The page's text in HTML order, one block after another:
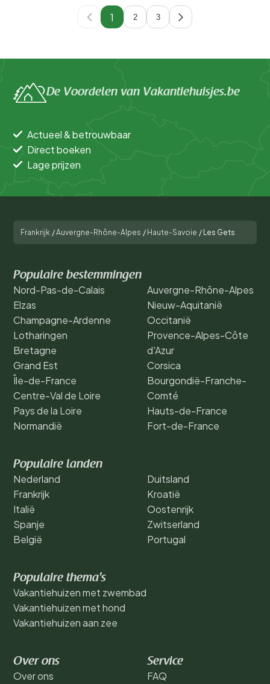
1 2 3
De Voordelen van Vakantiehuisjes.be
Actueel & betrouwbaar
Direct boeken
Lage prijzen
Frankrijk /Auvergne-Rhône-Alpes / Haute-Savoie / Les Gets
Populaire bestemmingen
Nord-Pas-de-Calais
Elzas
Champagne-Ardenne
Lotharingen
Bretagne
Grand Est
Île-de-France
Centre-Val de Loire
Pays de la Loire
Normandië
Auvergne-Rhône-Alpes
Nieuw-Aquitanië
Occitanië
Provence-Alpes-Côte
d'Azur
Corsica
Bourgondië-Franche-
Comté
Hauts-de-France
Fort-de-France
Populaire landen
Nederland
Frankrijk
Italië
Spanje
België
Duitsland
Kroatië
Oostenrijk
Zwitserland
Portugal
Populaire thema's
Vakantiehuizen met zwembad
Vakantiehuizen met hond
Vakantiehuizen aan zee
Over ons
Over ons
Service
FAQ